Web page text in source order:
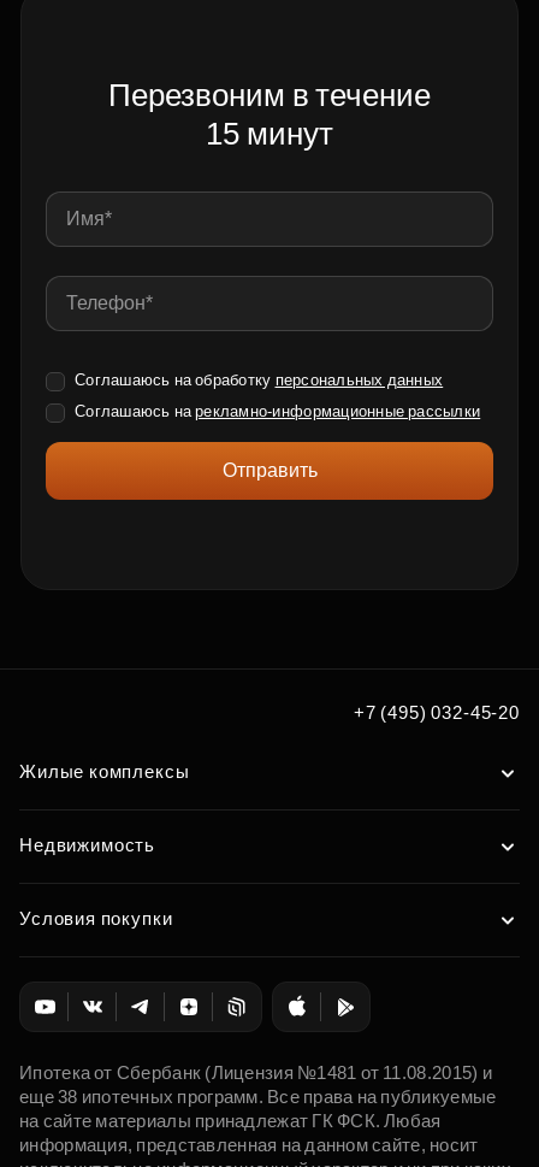
Перезвоним в течение
15 минут
Соглашаюсь на обработку персональных данных
Соглашаюсь нарекламно-информационные рассылки
Отправить
+7 (495) 032-45-20
Жилые комплексы
Недвижимость
Условия покупки
Ипотека от Сбербанк (Лицензия №1481 от 11.08.2015) и
еще 38 ипотечных программ. Все права на публикуемые
на сайте материалы принадлежат ГК ФСК. Любая
информация, представленная на данном сайте, носит